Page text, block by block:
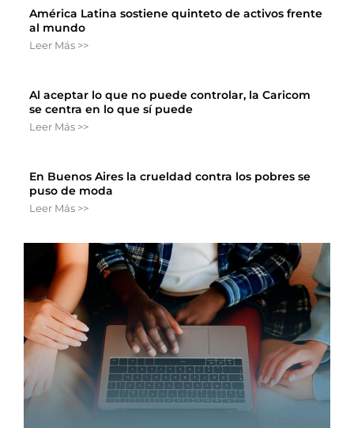
América Latina sostiene quinteto de activos frente
al mundo
Leer Más >>
Al aceptar lo que no puede controlar, la Caricom
se centra en lo que sí puede
Leer Más >>
En Buenos Aires la crueldad contra los pobres se
puso de moda
Leer Más >>